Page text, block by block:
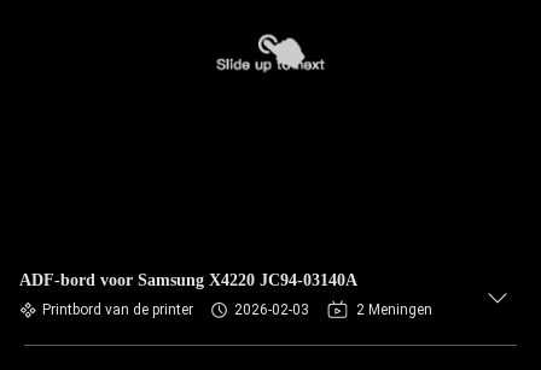
ADF-bord voor Samsung X4220 JC94-03140A
Printbord van de printer 2026-02-03 2 Meningen